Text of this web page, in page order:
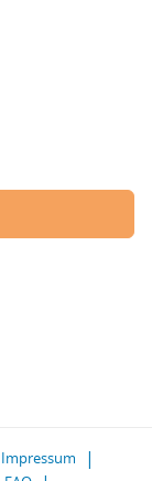
Impressum